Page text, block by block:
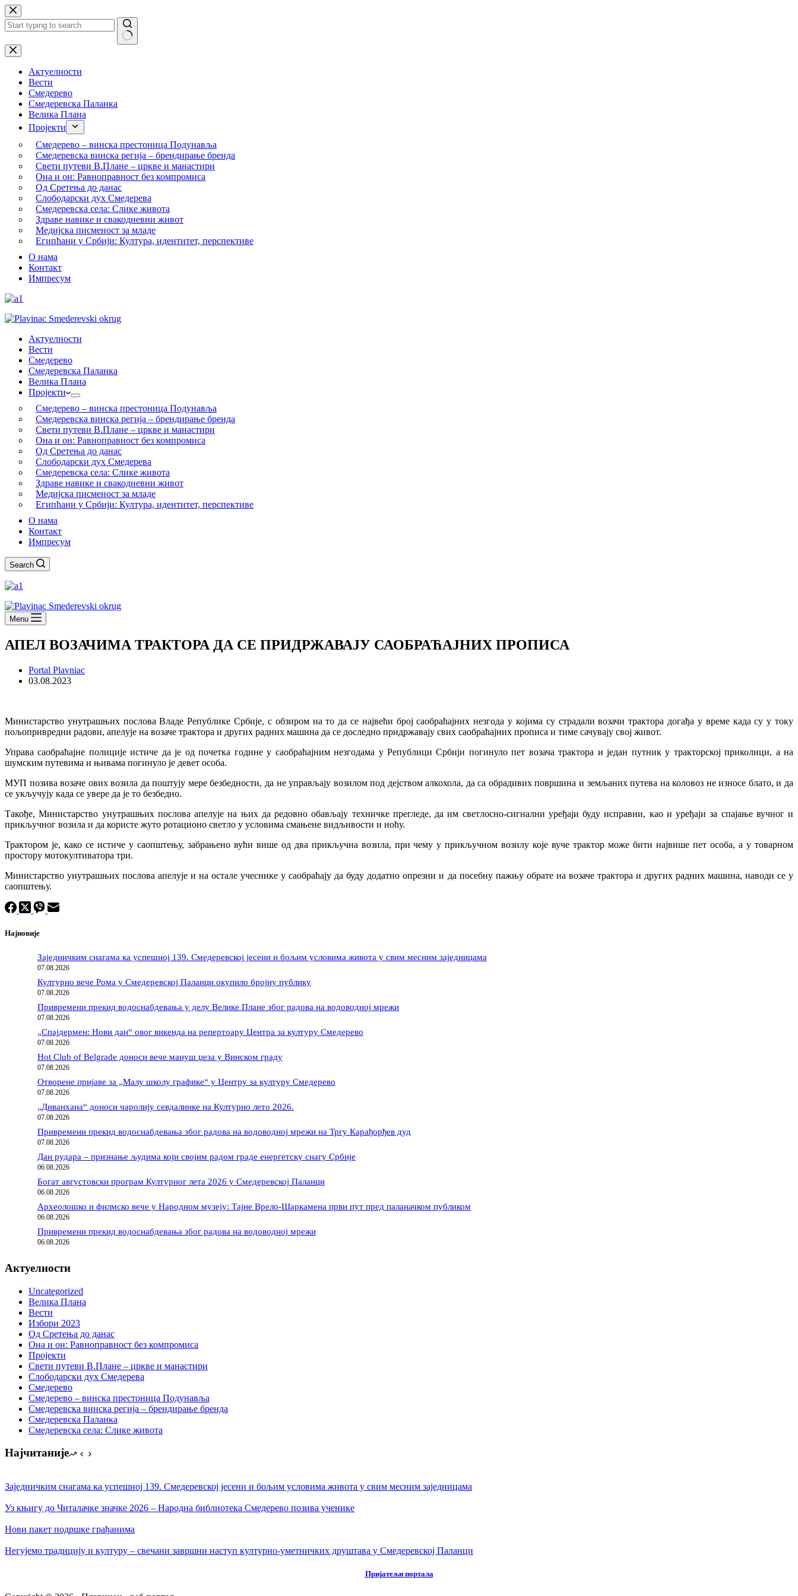
Skip
to
content
No
results
Актуелности
Вести
Смедерево
Смедеревска Паланка
Велика Плана
Пројекти
Смедерево – винска престоница Подунавља
Смедеревска винска регија – брендирање бренда
Свети путеви В.Плане – цркве и манастири
Она и он: Равноправност без компромиса
Од Сретења до данас
Слободарски дух Смедерева
Смедеревска села: Слике живота
Здраве навике и свакодневни живот
Медијска писменост за младе
Египћани у Србији: Култура, идентитет, перспективе
О нама
Контакт
Импресум
Актуелности
Вести
Смедерево
Смедеревска Паланка
Велика Плана
Пројекти
Смедерево – винска престоница Подунавља
Смедеревска винска регија – брендирање бренда
Свети путеви В.Плане – цркве и манастири
Она и он: Равноправност без компромиса
Од Сретења до данас
Слободарски дух Смедерева
Смедеревска села: Слике живота
Здраве навике и свакодневни живот
Медијска писменост за младе
Египћани у Србији: Култура, идентитет, перспективе
О нама
Контакт
Импресум
Search
Menu
АПЕЛ ВОЗАЧИМА ТРАКТОРА ДА СЕ ПРИДРЖАВАЈУ САОБРАЋАЈНИХ ПРОПИСА
Portal Plavniac
03.08.2023
Mинистарство унутрашњих послова Владе Републике Србије, с обзиром на то да се највећи број саобраћајних незгода у којима су страдали возачи трактора догађа у време када су у току
пољопривредни радови, апелује на возаче трактора и других радних машина да се доследно придржавају свих саобраћајних прописа и тиме сачувају свој живот.
Управа саобраћајне полиције истиче да је од почетка године у саобраћајним незгодама у Републици Србији погинуло пет возача трактора и један путник у тракторској приколици, а на
шумским путевима и њивама погинуло је девет особа.
МУП позива возаче ових возила да поштују мере безбедности, да не управљају возилом под дејством алкохола, да са обрадивих површина и земљаних путева на коловоз не износе блато, и да
се укључују када се увере да је то безбедно.
Такође, Министарство унутрашњих послова апелује на њих да редовно обављају техничке прегледе, да им светлосно-сигнални уређаји буду исправни, као и уређаји за спајање вучног и
прикључног возила и да користе жуто ротационо светло у условима смањене видљивости и ноћу.
Трактором је, како се истиче у саопштењу, забрањено вући више од два прикључна возила, при чему у прикључном возилу које вуче трактор може бити највише пет особа, а у товарном
простору мотокултиватора три.
Министарство унутрашњих послова апелује и на остале учеснике у саобраћају да буду додатно опрезни и да посебну пажњу обрате на возаче трактора и других радних машина, наводи се у
саопштењу.
Најновије
Заједничким снагама ка успешној 139. Смедеревској јесени и бољим условима живота у свим месним заједницама
07.08.2026
Културно вече Рома у Смедеревској Паланци окупило бројну публику
07.08.2026
Привремени прекид водоснабдевања у делу Велике Плане због радова на водоводној мрежи
07.08.2026
„Спајдермен: Нови дан“ овог викенда на репертоару Центра за културу Смедерево
07.08.2026
Hot Club of Belgrade доноси вече мануш џеза у Винском граду
07.08.2026
Отворене пријаве за „Малу школу графике“ у Центру за културу Смедерево
07.08.2026
„Диванхана“ доноси чаролију севдалинке на Културно лето 2026.
07.08.2026
Привремени прекид водоснабдевања због радова на водоводној мрежи на Тргу Карађорђев дуд
07.08.2026
Дан рудара – признање људима који својим радом граде енергетску снагу Србије
06.08.2026
Богат августовски програм Културног лета 2026 у Смедеревској Паланци
06.08.2026
Археолошко и филмско вече у Народном музеју: Тајне Врело-Шаркамена први пут пред паланачком публиком
06.08.2026
Привремени прекид водоснабдевања због радова на водоводној мрежи
06.08.2026
Актуелности
Uncategorized
Велика Плана
Вести
Избори 2023
Од Сретења до данас
Она и он: Равноправност без компромиса
Пројекти
Свети путеви В.Плане – цркве и манастири
Слободарски дух Смедерева
Смедерево
Смедерево – винска престоница Подунавља
Смедеревска винска регија – брендирање бренда
Смедеревска Паланка
Смедеревска села: Слике живота
Најчитаније
Заједничким снагама ка успешној 139. Смедеревској јесени и бољим условима живота у свим месним заједницама
Уз књигу до Читалачке значке 2026 – Народна библиотека Смедерево позива ученике
Нови пакет подршке грађанима
Негујемо традицију и културу – свечани завршни наступ културно-уметничких друштава у Смедеревској Паланци
Пријатељи портала